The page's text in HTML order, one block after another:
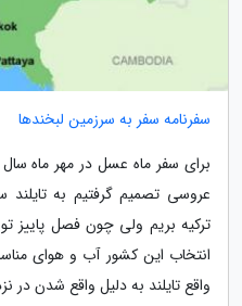
سفرنامه سفر به سرزمین لبخندها
عروسی تصمیم گرفتیم به تایلند
ترکیه بریم ولی چون فصل پاییز
انتخاب این کشور آب و هوای
واقع تایلند به دلیل واقع شدن در